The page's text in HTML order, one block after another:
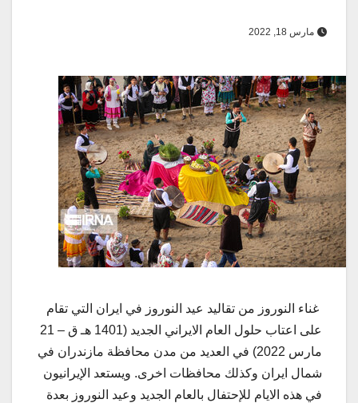
مارس 18, 2022
غناء النوروز من تقاليد عيد النوروز في ايران التي تقام
على اعتاب حلول العام الايراني الجديد (1401 هـ ق – 21
مارس 2022) في العديد من مدن محافظة مازندران في
شمال ايران وكذلك محافظات اخرى. ويستعد الإيرانيون
في هذه الايام للإحتفال بالعام الجديد وعيد النوروز بعدة